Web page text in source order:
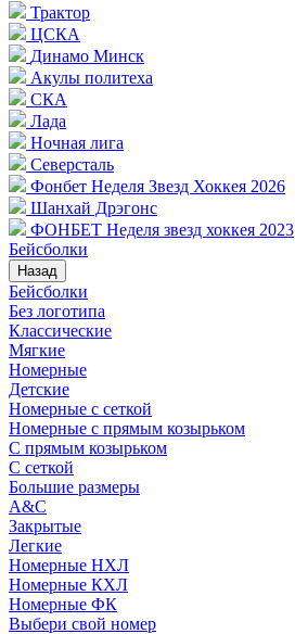
Трактор
ЦСКА
Динамо Минск
Акулы политеха
СКА
Лада
Ночная лига
Северсталь
Фонбет Неделя Звезд Хоккея 2026
Шанхай Дрэгонс
ФОНБЕТ Неделя звезд хоккея 2023
Бейсболки
Назад
Бейсболки
Без логотипа
Классические
Мягкие
Номерные
Детские
Номерные с сеткой
Номерные с прямым козырьком
С прямым козырьком
С сеткой
Большие размеры
A&C
Закрытые
Легкие
Номерные НХЛ
Номерные КХЛ
Номерные ФК
Выбери свой номер